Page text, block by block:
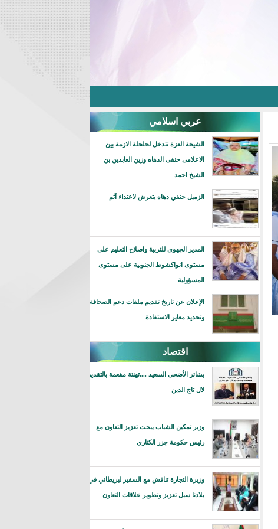
عربي اسلامي
الشيخة العزة تتدخل لحلحلة الازمة بين
الاعلامى حنفى الدهاه وزين العابدين بن
الشيخ احمد
الزميل حنفي دهاه يتعرض لاعتداء آثم
المدير الجهوى للتربية واصلاح التعليم على
مستوى انواكشوط الجنوبية على مستوى
المسؤولية
الإعلان عن تاريخ تقديم ملفات دعم الصحافة
وتحديد معاير الاستفادة
اقتصاد
بشائر الأضحى السعيد ....تهنئة مفعمة بالتقدير
لال تاج الدين
وزير تمكين الشباب يبحث تعزيز التعاون مع
رئيس حكومة جزر الكناري
وزيرة التجارة تناقش مع السفير لبريطاني في
بلادنا سبل تعزيز وتطوير علاقات التعاون